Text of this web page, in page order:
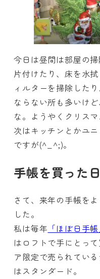
今日は昼間は部屋の
片付けたり、床を水
ィルターを掃除した
ならない所も多いけ
な。ようやくクリス
次はキッチンとかユ
ですが(^_^;)。
手帳を買った日
さて、来年の手帳を
した。
私は毎年 「ほぼ日手帳
はロフトで手にとっ
ア限定で売られてい
はスタンダード。